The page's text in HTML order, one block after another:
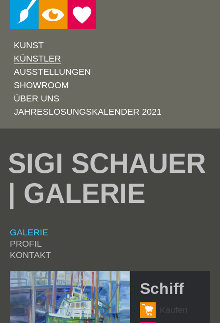
KUNST
KÜNSTLER
AUSSTELLUNGEN
SHOWROOM
ÜBER UNS
JAHRESLOSUNGSKALENDER 2021
SIGI SCHAUER
| GALERIE
GALERIE
PROFIL
KONTAKT
Schiff
Kaufen